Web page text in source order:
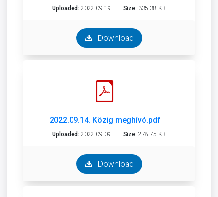
Uploaded: 2022.09.19 Size: 335.38 KB
Download
2022.09.14. Közig meghívó.pdf
Uploaded: 2022.09.09 Size: 278.75 KB
Download